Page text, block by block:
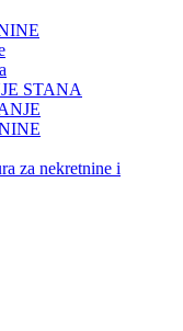
STANA
za nekretnine i